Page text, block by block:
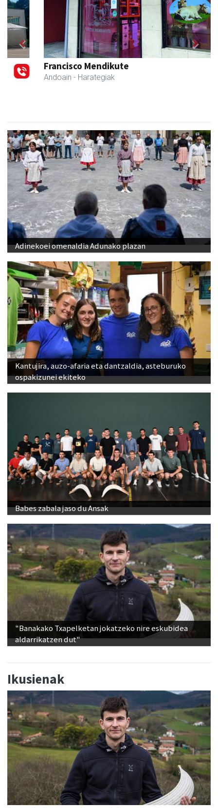
Francisco Mendikute
Andoain - Harategiak
Previous Next
Adinekoei omenaldia Adunako plazan
Kantujira, auzo-afaria eta dantzaldia, asteburuko
ospakizunei ekiteko
Babes zabala jaso du Ansak
"Banakako Txapelketan jokatzeko nire eskubidea
aldarrikatzen dut"
Ikusienak